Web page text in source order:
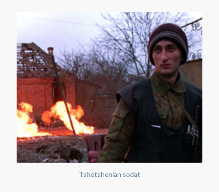
Tshetshenian sodat